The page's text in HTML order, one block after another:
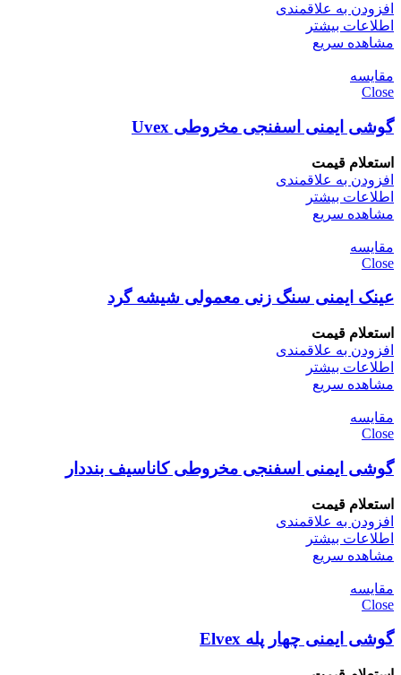
افزودن به علاقمندی
اطلاعات بیشتر
مشاهده سریع
مقایسه
Close
گوشی ایمنی اسفنجی مخروطی Uvex
استعلام قیمت
افزودن به علاقمندی
اطلاعات بیشتر
مشاهده سریع
مقایسه
Close
عینک ایمنی سنگ زنی معمولی شیشه گرد
استعلام قیمت
افزودن به علاقمندی
اطلاعات بیشتر
مشاهده سریع
مقایسه
Close
گوشی ایمنی اسفنجی مخروطی کاناسیف بنددار
استعلام قیمت
افزودن به علاقمندی
اطلاعات بیشتر
مشاهده سریع
مقایسه
Close
گوشی ایمنی چهار پله Elvex